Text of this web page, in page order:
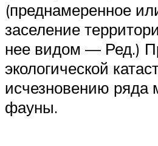
(преднамеренное
заселение
нее видом — Ред.)
экологической
исчезновению ряда
фауны.